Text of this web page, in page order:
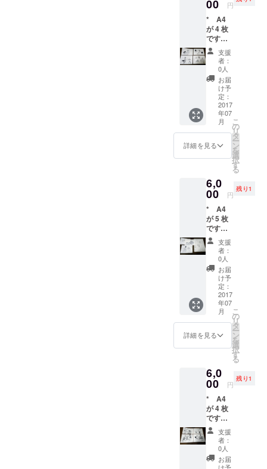
される
のは、
所有権
および
譲渡権
です。
その他
の著作
財産権
の支分
権は譲
渡され
ません
るミス
です）
**サイ
ズは横
23.5cm
27.5cm
です。
用紙は
レポー
ト用紙
です *
作者は
デジタ
ルで仕
画は未
完成な
線画で
す * 著
作財産
権のう
ち譲渡
される
のは、
所有権
および
譲渡権
です。
その他
の著作
財産権
の支分
* 直筆
原画証
（原画
が本物
である
旨と作
者の署
名を入
れたお
00 円
* A4
が 4 枚
です。
用紙は
コピー
用紙で
す * 作
者はデ
ジタル
で仕上
げてい
るの
で、原
画は未
完成な
線画で
作財産
権のう
ち譲渡
される
のは、
所有権
および
譲渡権
です。
その他
の著作
財産権
の支分
権は譲
渡され
ません
支援
者：
0人
お届
け予
定：
2017
年07
月
詳細を見る
こ
の
リ
タ
ー
ン
を
選
択
す
る
6,0
00 円
残り1
* A4
が 5 枚
です。
用紙は
コピー
用紙で
す * 作
者はデ
ジタル
で仕上
げてい
るの
で、原
画は未
完成な
線画で
作財産
権のう
ち譲渡
される
のは、
所有権
および
譲渡権
です。
その他
の著作
支援
者：
0人
お届
け予
定：
2017
年07
月
詳細を見る
こ
の
リ
タ
ー
ン
を
選
択
す
る
6,0
00 円
残り1
* A4
が 4 枚
です。
用紙は
コピー
用紙で
す。 *
作者は
支援
者：
0人
お届
け予